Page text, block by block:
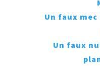
Un faux
Un faux